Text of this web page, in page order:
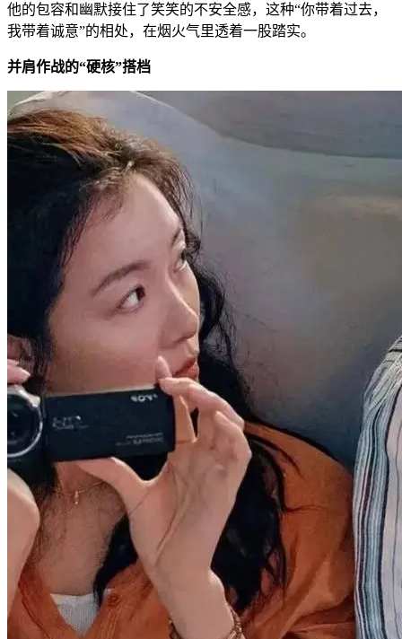
他的包容和幽默接住了笑笑的不安全感，这种“你带着过去，
我带着诚意”的相处，在烟火气里透着一股踏实。
并肩作战的“硬核”搭档